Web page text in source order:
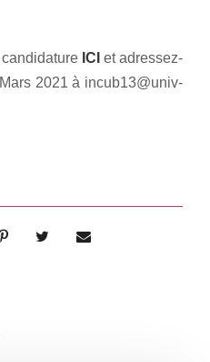
ICI et adressez-
2021 à incub13@univ-